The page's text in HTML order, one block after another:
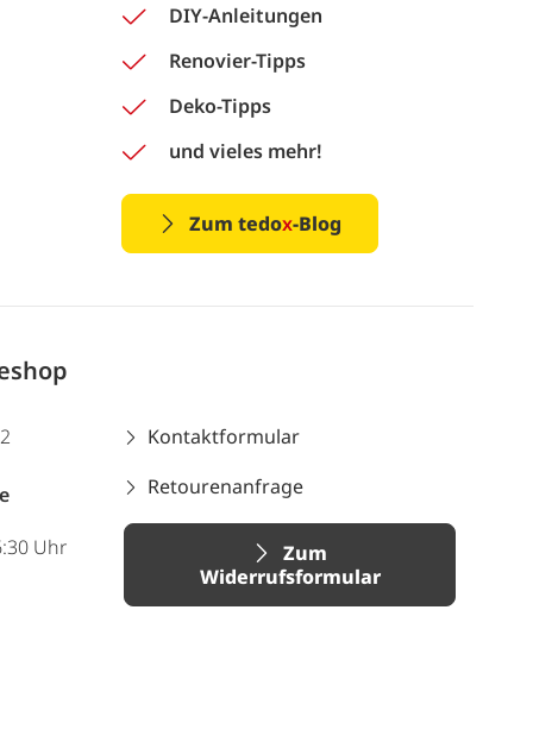
DIY-Anleitungen
Renovier-Tipps
Deko-Tipps
und vieles mehr!
Zum tedox-Blog
Uhr
Kontaktformular
Retourenanfrage
Zum
Widerrufsformular